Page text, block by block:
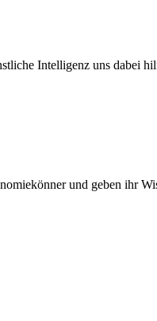
Intelligenz uns dabei
und geben ihr